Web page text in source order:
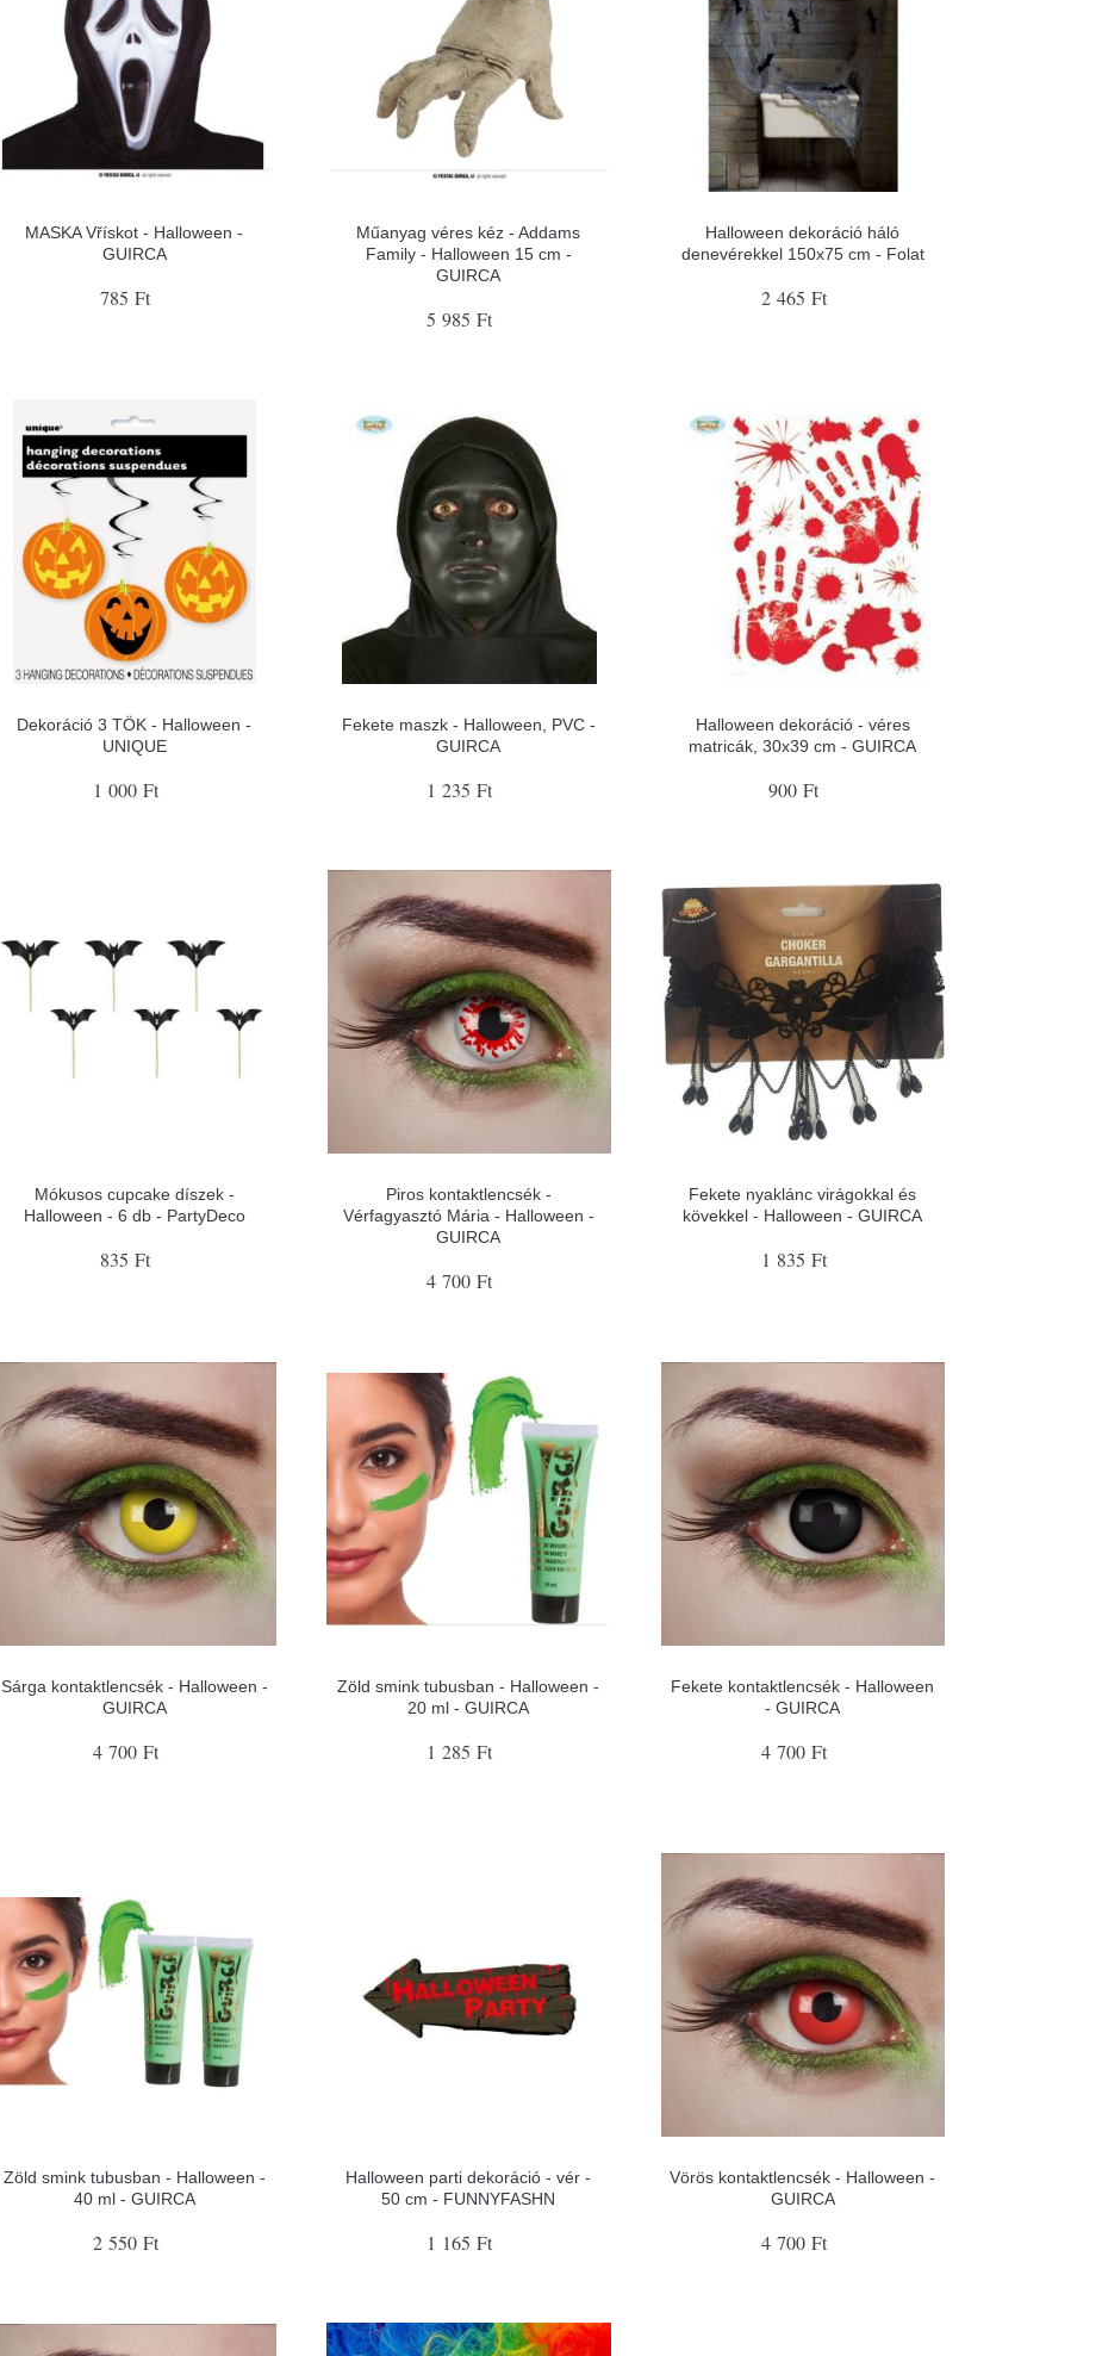
MASKA Vřískot - Halloween -
GUIRCA
785 Ft
Műanyag véres kéz - Addams
Family - Halloween 15 cm -
GUIRCA
5 985 Ft
Halloween dekoráció háló
denevérekkel 150x75 cm - Folat
2 465 Ft
Dekoráció 3 TÖK - Halloween -
UNIQUE
1 000 Ft
Fekete maszk - Halloween, PVC -
GUIRCA
1 235 Ft
Halloween dekoráció - véres
matricák, 30x39 cm - GUIRCA
900 Ft
Mókusos cupcake díszek -
Halloween - 6 db - PartyDeco
835 Ft
Piros kontaktlencsék -
Vérfagyasztó Mária - Halloween -
GUIRCA
4 700 Ft
Fekete nyaklánc virágokkal és
kövekkel - Halloween - GUIRCA
1 835 Ft
Sárga kontaktlencsék - Halloween -
GUIRCA
4 700 Ft
Zöld smink tubusban - Halloween -
20 ml - GUIRCA
1 285 Ft
Fekete kontaktlencsék - Halloween
- GUIRCA
4 700 Ft
Zöld smink tubusban - Halloween -
40 ml - GUIRCA
2 550 Ft
Halloween parti dekoráció - vér -
50 cm - FUNNYFASHN
1 165 Ft
Vörös kontaktlencsék - Halloween -
GUIRCA
4 700 Ft